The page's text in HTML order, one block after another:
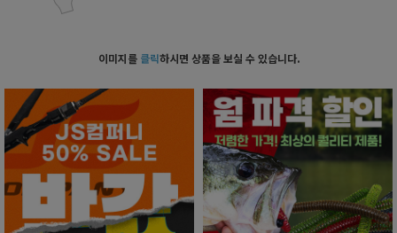
이미지를 클릭하시면 상품을 보실 수 있습니다.